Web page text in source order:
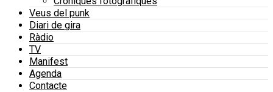
Veus del punk
Diari de gira
Ràdio
TV
Manifest
Agenda
Contacte